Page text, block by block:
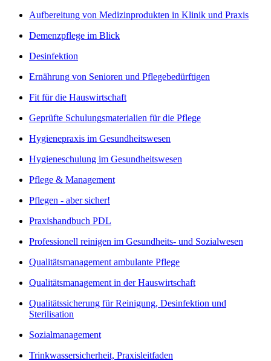
Aufbereitung von Medizinprodukten in Klinik und Praxis
Demenzpflege im Blick
Desinfektion
Ernährung von Senioren und Pflegebedürftigen
Fit für die Hauswirtschaft
Geprüfte Schulungsmaterialien für die Pflege
Hygienepraxis im Gesundheitswesen
Hygieneschulung im Gesundheitswesen
Pflege & Management
Pflegen - aber sicher!
Praxishandbuch PDL
Professionell reinigen im Gesundheits- und Sozialwesen
Qualitätsmanagement ambulante Pflege
Qualitätsmanagement in der Hauswirtschaft
Qualitätssicherung für Reinigung, Desinfektion und
Sterilisation
Sozialmanagement
Trinkwassersicherheit, Praxisleitfaden